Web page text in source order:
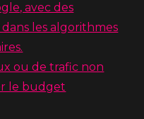
avec des
les algorithmes
ou de trafic non
le budget